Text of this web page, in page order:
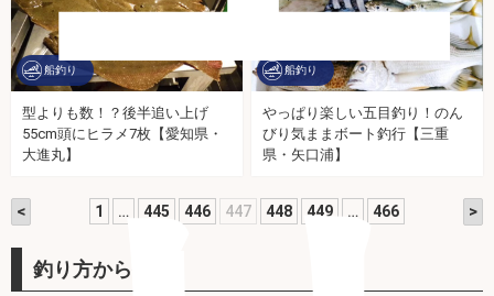
船釣り
型よりも数！？後半追い上げ
55cm頭にヒラメ7枚【愛知県・
大進丸】
船釣り
やっぱり楽しい五目釣り！のん
びり気ままボート釣行【三重
県・矢口浦】
< 1 … 445 446 447 448 449 … 466 >
釣り方から探す